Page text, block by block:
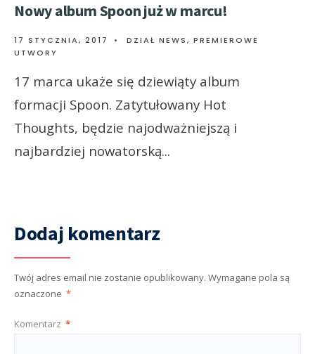
Nowy album Spoon już w marcu!
17 STYCZNIA, 2017 • DZIAŁ NEWS, PREMIEROWE
UTWORY
17 marca ukaże się dziewiąty album
formacji Spoon. Zatytułowany Hot
Thoughts, będzie najodważniejszą i
najbardziej nowatorską...
Dodaj komentarz
Twój adres email nie zostanie opublikowany. Wymagane pola są
oznaczone *
Komentarz *